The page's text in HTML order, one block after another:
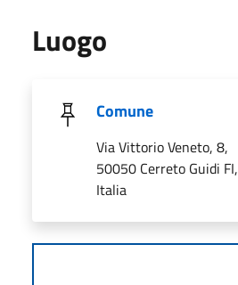
Luogo
Comune
Via Vittorio Veneto, 8,
50050 Cerreto Guidi FI,
Italia